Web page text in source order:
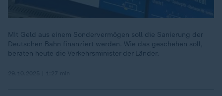
Mit Geld aus einem Sondervermögen soll die Sanierung der
Deutschen Bahn finanziert werden. Wie das geschehen soll,
beraten heute die Verkehrsminister der Länder.